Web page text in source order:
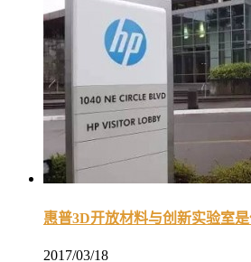
惠普3D开放材料与创新实验室是
2017/03/18